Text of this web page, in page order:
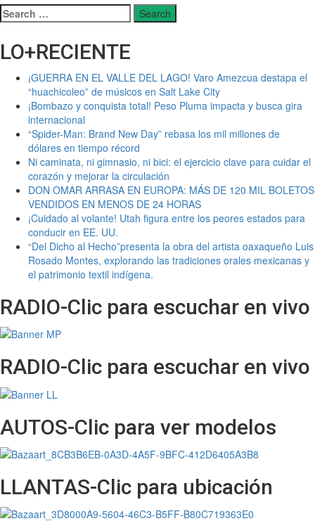
LO+RECIENTE
¡GUERRA EN EL VALLE DEL LAGO! Varo Amezcua destapa el
“huachicoleo” de músicos en Salt Lake City
¡Bombazo y conquista total! Peso Pluma impacta y busca gira
internacional
“Spider-Man: Brand New Day” rebasa los mil millones de
dólares en tiempo récord
Ni caminata, ni gimnasio, ni bici: el ejercicio clave para cuidar el
corazón y mejorar la circulación
DON OMAR ARRASA EN EUROPA: MÁS DE 120 MIL BOLETOS
VENDIDOS EN MENOS DE 24 HORAS
¡Cuidado al volante! Utah figura entre los peores estados para
conducir en EE. UU.
“Del Dicho al Hecho”presenta la obra del artista oaxaqueño Luis
Rosado Montes, explorando las tradiciones orales mexicanas y
el patrimonio textil indígena.
RADIO-Clic para escuchar en vivo
RADIO-Clic para escuchar en vivo
AUTOS-Clic para ver modelos
LLANTAS-Clic para ubicación